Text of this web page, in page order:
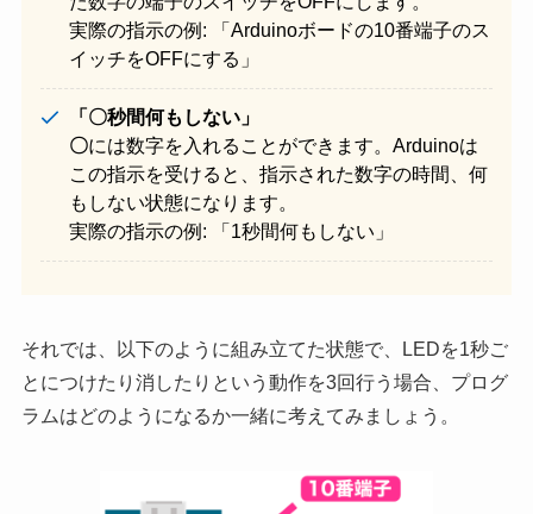
実際の指示の例: 「Arduinoボードの10番端子のス
イッチをOFFにする」
「〇秒間何もしない」
〇には数字を入れることができます。Arduinoは
この指示を受けると、指示された数字の時間、何
もしない状態になります。
実際の指示の例: 「1秒間何もしない」
それでは、以下のように組み立てた状態で、LEDを1秒ご
とにつけたり消したりという動作を3回行う場合、プログ
ラムはどのようになるか一緒に考えてみましょう。